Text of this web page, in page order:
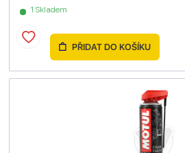
1 Skladem
PŘIDAT DO KOŠÍKU